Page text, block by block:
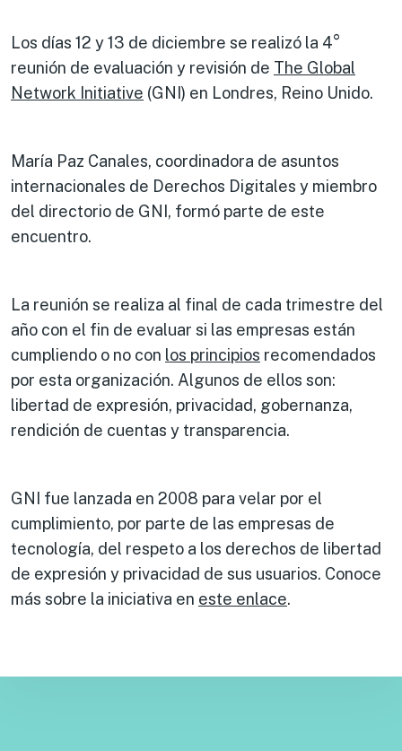
Los días 12 y 13 de diciembre se realizó la 4°
reunión de evaluación y revisión de The Global
Network Initiative (GNI) en Londres, Reino Unido.
María Paz Canales, coordinadora de asuntos
internacionales de Derechos Digitales y miembro
del directorio de GNI, formó parte de este
encuentro.
La reunión se realiza al final de cada trimestre del
año con el fin de evaluar si las empresas están
cumpliendo o no con los principios recomendados
por esta organización. Algunos de ellos son:
libertad de expresión, privacidad, gobernanza,
rendición de cuentas y transparencia.
GNI fue lanzada en 2008 para velar por el
cumplimiento, por parte de las empresas de
tecnología, del respeto a los derechos de libertad
de expresión y privacidad de sus usuarios. Conoce
más sobre la iniciativa en este enlace.